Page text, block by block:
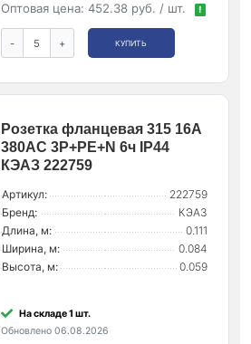
Оптовая цена: 452.38 руб. / шт. !
- + КУПИТЬ
Розетка фланцевая 315 16А
380AC 3P+PE+N 6ч IP44
КЭАЗ 222759
Артикул:
222759
Бренд:
КЭАЗ
Длина, м:
0.111
Ширина, м:
0.084
Высота, м:
0.059
На складе 1 шт.
Обновлено 06.08.2026